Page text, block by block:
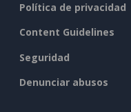
Política de privacidad
Content Guidelines
Seguridad
Denunciar abusos